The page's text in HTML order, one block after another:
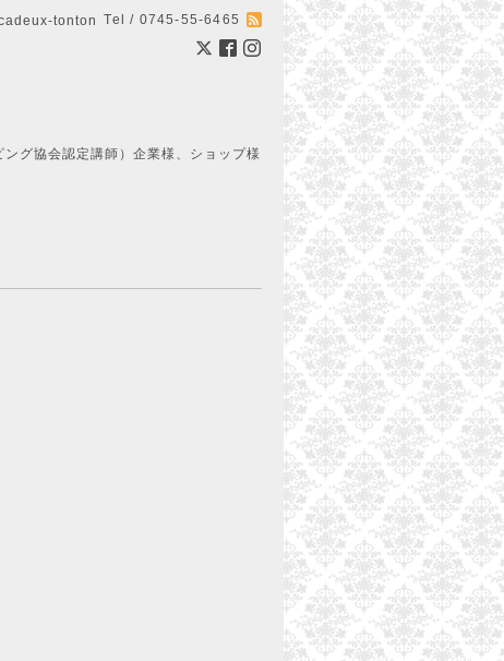
tonton Tel / 0745-55-6465
グ協会認定講師）企業様、ショップ様